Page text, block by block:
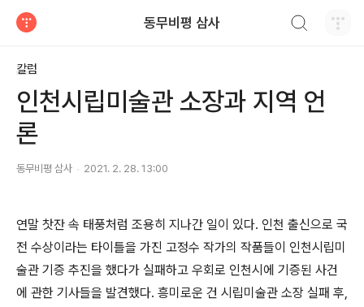
동무비평 삼사
칼럼
인천시립미술관 소장과 지역 언
론
동무비평 삼사 2021. 2. 28. 13:00
연말 찻잔 속 태풍처럼 조용히 지나간 일이 있다. 인천 출신으로 국
전 수상이라는 타이틀을 가진 고정수 작가의 작품들이 인천시립미
술관 기증 추진을 했다가 실패하고 우회로 인천시에 기증된 사건
에 관한 기사들을 발견했다. 흥미로운 건 시립미술관 소장 실패 후,